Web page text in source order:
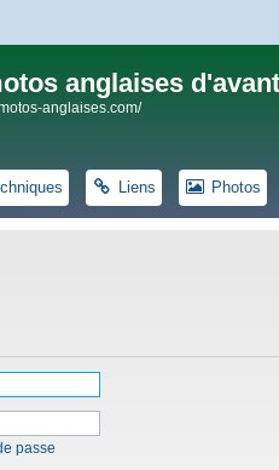
anglaises
anglaises.com/
Liens Photos
passe